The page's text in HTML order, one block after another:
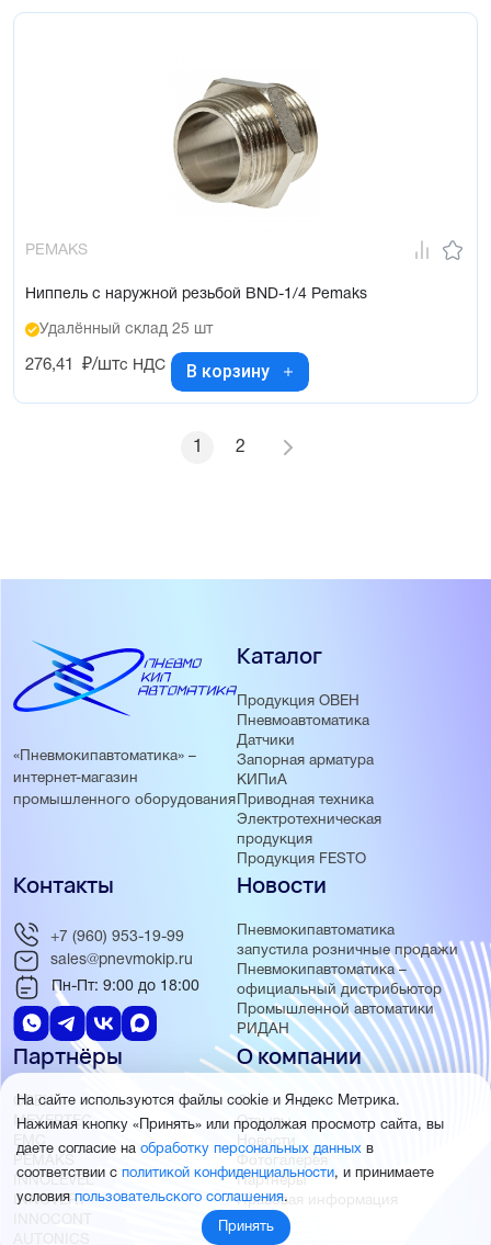
PEMAKS
Ниппель с наружной резьбой BND-1/4 Pemaks
Удалённый склад 25 шт
276,41 ₽/штс НДС В корзину
1 2
«Пневмокипавтоматика» –
интернет-магазин
промышленного оборудования
Каталог
Продукция ОВЕН
Пневмоавтоматика
Датчики
Запорная арматура
КИПиА
Приводная техника
Электротехническая
продукция
Продукция FESTO
Новости
Пневмокипавтоматика
запустила розничные продажи
Пневмокипавтоматика –
официальный дистрибьютор
Промышленной автоматики
РИДАН
Партнёры
ОВЕН
MEYERTEC
EMC
PEMAKS
INNOLEVEL
INNOVERT
INNOCONT
AUTONICS
О компании
О нас
Отзывы
Новости
Фотогалерея
Партнёры
Правовая информация
Контакты
+7 (960) 953-19-99
sales@pnevmokip.ru
Пн-Пт: 9:00 до 18:00
На сайте используются файлы cookie и Яндекс Метрика.
Нажимая кнопку «Принять» или продолжая просмотр сайта, вы
даете согласие на обработку персональных данных в
соответствии с политикой конфиденциальности, и принимаете
условияпользовательского соглашения.
Принять